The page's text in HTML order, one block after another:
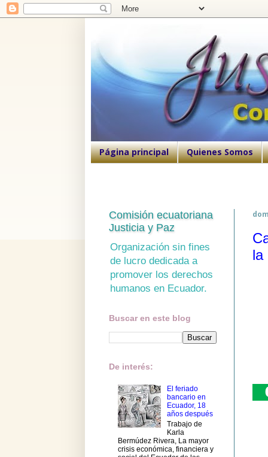
Página principal Quienes Somos
la
Comisión ecuatoriana
Justicia y Paz
Organización sin fines
de lucro dedicada a
promover los derechos
humanos en Ecuador.
Buscar en este blog
De interés:
El feriado
bancario en
Ecuador, 18
años después
Trabajo de
Karla
Bermúdez Rivera, La mayor
crisis económica, financiera y